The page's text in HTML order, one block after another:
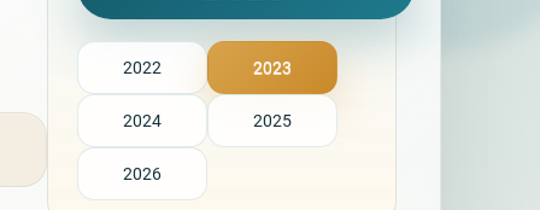
2022 2023
2024 2025
2026